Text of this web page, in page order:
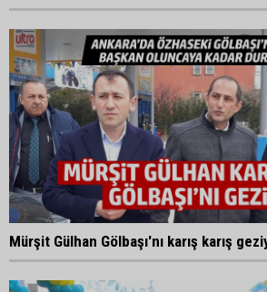
Mürşit Gülhan Gölbaşı'nı karış karış